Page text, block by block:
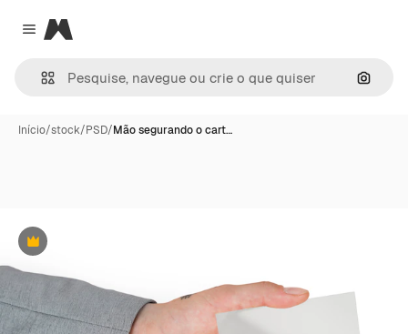
Close menu
Magnific
Início/stock/PSD/Mão segurando o cart…
Premium